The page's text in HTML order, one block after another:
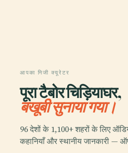
आपका निजी क्यूरेटर
पूरा टैबोर चिड़ियाघर,
बखूबी सुनाया गया।
96 देशों के 1,100+ शहरों के लिए
कहानियाँ और स्थानीय जानकारी —